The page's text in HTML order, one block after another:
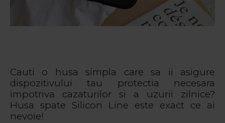
Cauti o husa simpla care sa ii asigure
dispozitivului tau protectia necesara
impotriva cazaturilor si a uzurii zilnice?
Husa spate Silicon Line este exact ce ai
nevoie!